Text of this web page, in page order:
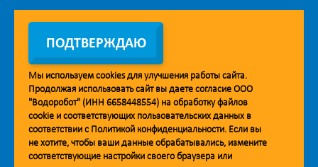
Заявка на установку
Мобильное приложение Vodorobot
ПОДТВЕРЖДАЮ
Мы используем cookiesдля улучшения работы сайта.
Продолжая использовать сайт вы даете согласие ООО
"Водоробот" (ИНН 6658448554) на обработку файлов
cookie и соответствующих пользовательских данных в
соответствии с Политикой конфиденциальности. Если вы
не хотите, чтобы ваши данные обрабатывались, измените
соответствующие настройки своего браузера или